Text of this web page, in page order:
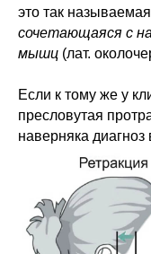
это так называемая
сочетающаяся с
мышц (лат.
Если к тому же у
пресловутая
наверняка